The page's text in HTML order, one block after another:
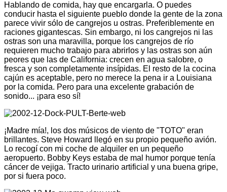
Hablando de comida, hay que encargarla. O puedes
conducir hasta el siguiente pueblo donde la gente de la zona
parece vivir sólo de cangrejos u ostras. Preferiblemente en
raciones gigantescas. Sin embargo, ni los cangrejos ni las
ostras son una maravilla, porque los cangrejos de río
requieren mucho trabajo para abrirlos y las ostras son aún
peores que las de California: crecen en agua salobre, o
fresca y son completamente insípidas. El resto de la cocina
cajún es aceptable, pero no merece la pena ir a Louisiana
por la comida. Pero para una excelente grabación de
sonido... ¡para eso sí!
¡Madre mía!, los dos músicos de viento de "TOTO" eran
brillantes. Steve Howard llegó en su propio pequeño avión.
Lo recogí con mi coche de alquiler en un pequeño
aeropuerto. Bobby Keys estaba de mal humor porque tenía
cáncer de vejiga. Tracto urinario artificial y una buena gripe,
por si fuera poco.